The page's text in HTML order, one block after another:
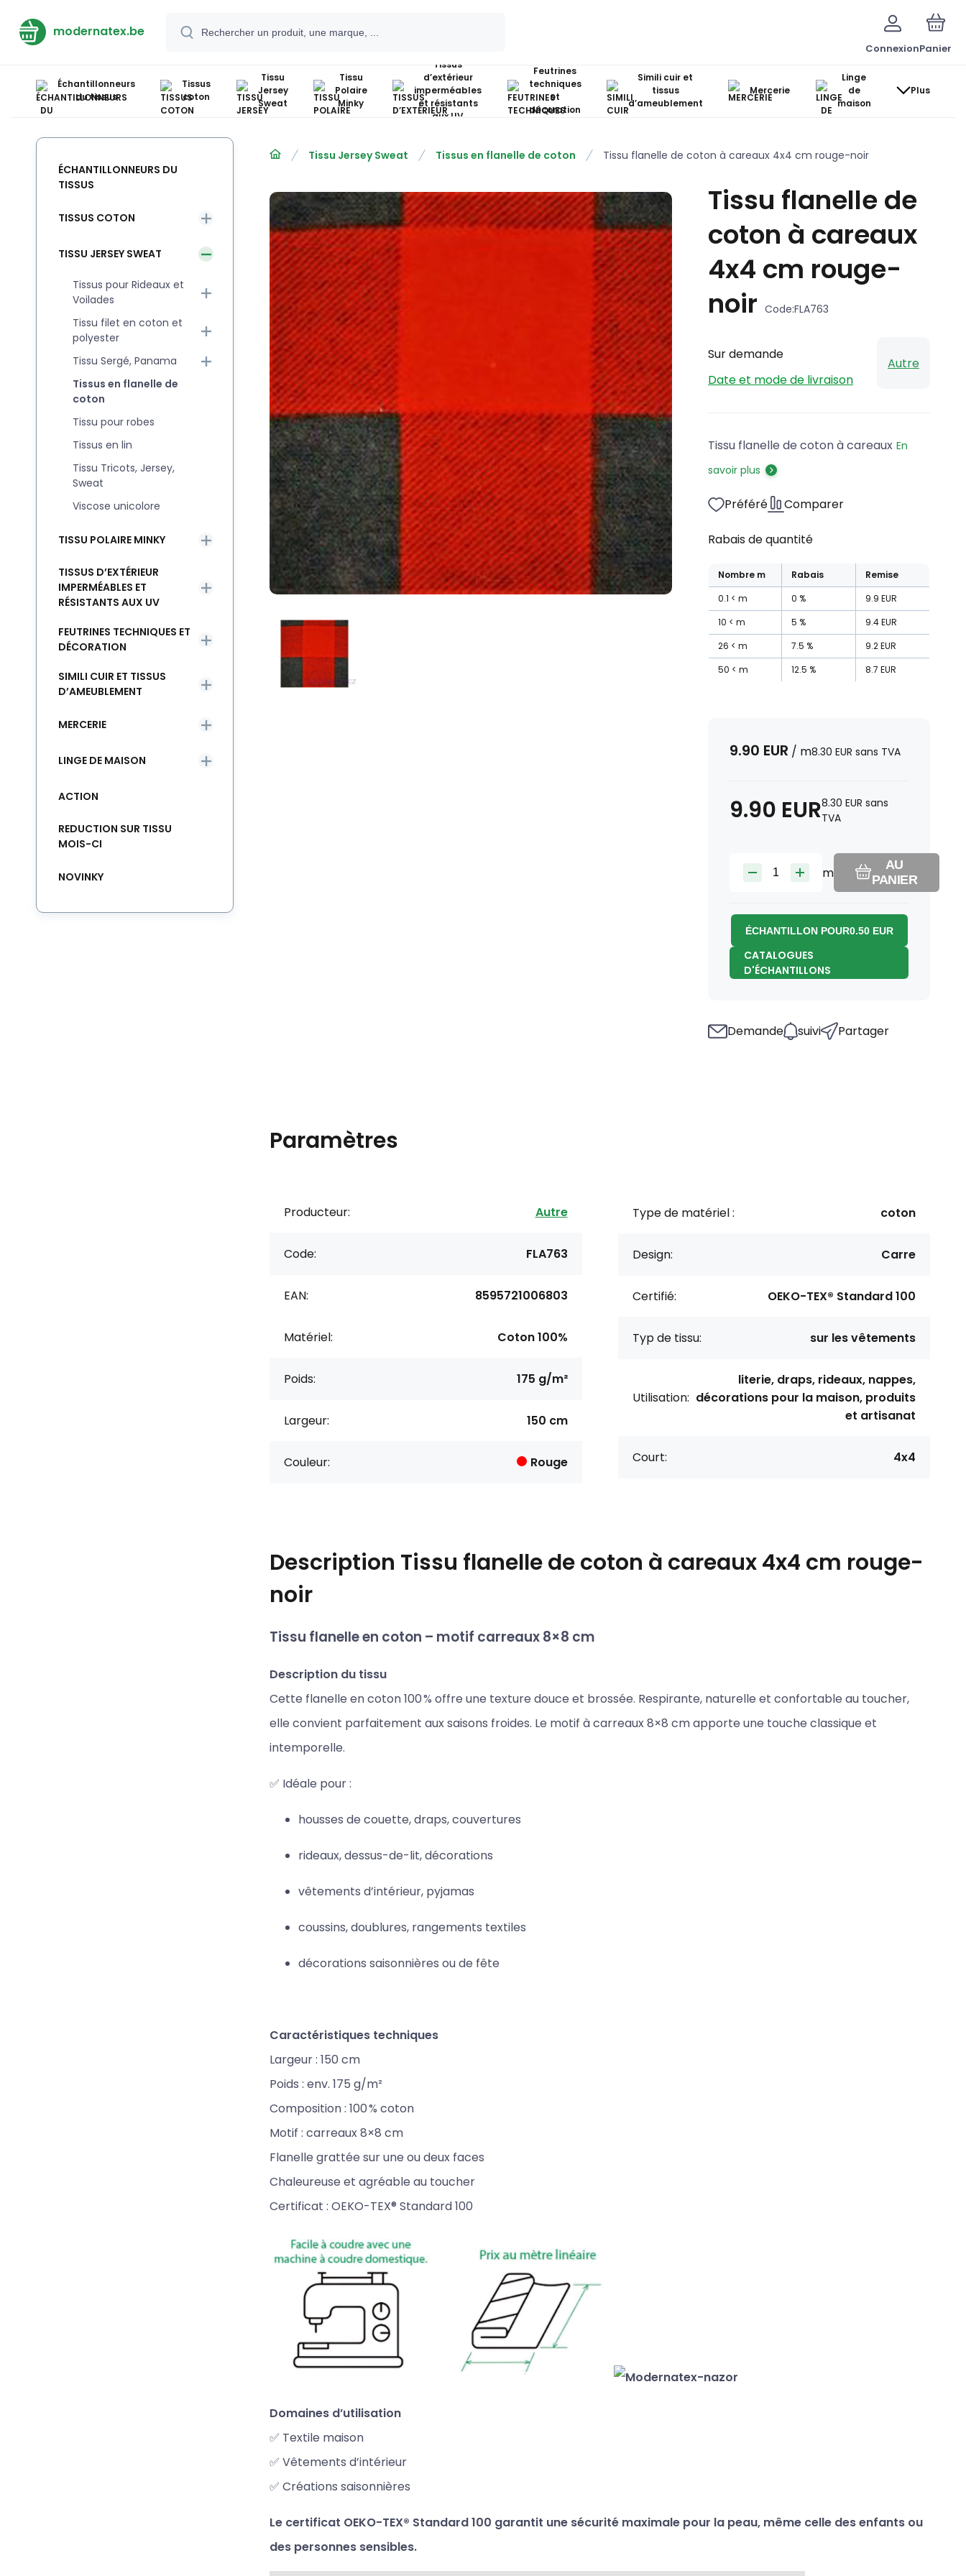
modernatex.be
ConnexionPanier
Échantillonneurs
du tissus
Tissus
coton
Tissu
Jersey
Sweat
Tissu
Polaire
Minky
Tissus
d’extérieur
imperméables
et résistants
aux UV
Feutrines
techniques
et
décoration
Simili cuir et
tissus
d’ameublement
Mercerie
Linge
de
maison
Plus
Tissu Jersey Sweat Tissus en flanelle de coton Tissu flanelle de coton à careaux 4x4 cm rouge-noir
Tissu flanelle de
coton à careaux
4x4 cm rouge-
noir Code:FLA763
Sur demande
Date et mode de livraison
Autre
Tissu flanelle de coton à careaux En
savoir plus
Préféré Comparer
Rabais de quantité
Nombre m Rabais
Remise
0.1
m 0 % 9.9 EUR
10
m 5 % 9.4EUR
26
m 7.5 % 9.2EUR
50
m 12.5 % 8.7 EUR
9.90 EUR / m8.30 EUR sans TVA
9.90 EUR8.30 EUR sans
TVA
m
AU
PANIER
ÉCHANTILLON POUR0.50 EUR
CATALOGUES
D'ÉCHANTILLONS
Demande suivi Partager
Paramètres
Producteur: Autre
Code: FLA763
EAN: 8595721006803
Matériel: Coton 100%
Poids: 175 g/m²
Largeur: 150 cm
Couleur: Rouge
Type de matériel : coton
Design: Carre
Certifié: OEKO-TEX® Standard 100
Typ de tissu: sur les vêtements
Utilisation:
literie, draps, rideaux, nappes,
décorations pour la maison, produits
et artisanat
Court: 4x4
Description Tissu flanelle de coton à careaux 4x4 cm rouge-
noir
Tissu flanelle en coton – motif carreaux 8×8 cm
Description du tissu
Cette flanelle en coton 100 % offre une texture douce et brossée. Respirante, naturelle et confortable au toucher,
elle convient parfaitement aux saisons froides. Le motif à carreaux 8×8 cm apporte une touche classique et
intemporelle.
✅ Idéale pour :
housses de couette, draps, couvertures
rideaux, dessus-de-lit, décorations
vêtements d’intérieur, pyjamas
coussins, doublures, rangements textiles
décorations saisonnières ou de fête
Caractéristiques techniques
Largeur : 150 cm
Poids : env. 175 g/m²
Composition : 100 % coton
Motif : carreaux 8×8 cm
Flanelle grattée sur une ou deux faces
Chaleureuse et agréable au toucher
Certificat : OEKO-TEX® Standard 100
Domaines d’utilisation
✅ Textile maison
✅ Vêtements d’intérieur
✅ Créations saisonnières
Le certificat OEKO-TEX® Standard 100 garantit une sécurité maximale pour la peau, même celle des enfants ou
des personnes sensibles.
ÉCHANTILLONNEURS DU
TISSUS
TISSUS COTON
TISSU JERSEY SWEAT
Tissus pour Rideaux et
Voilades
Tissu filet en coton et
polyester
Tissu Sergé, Panama
Tissus en flanelle de
coton
Tissu pour robes
Tissus en lin
Tissu Tricots, Jersey,
Sweat
Viscose unicolore
TISSU POLAIRE MINKY
TISSUS D’EXTÉRIEUR
IMPERMÉABLES ET
RÉSISTANTS AUX UV
FEUTRINES TECHNIQUES ET
DÉCORATION
SIMILI CUIR ET TISSUS
D’AMEUBLEMENT
MERCERIE
LINGE DE MAISON
ACTION
REDUCTION SUR TISSU
MOIS-CI
NOVINKY